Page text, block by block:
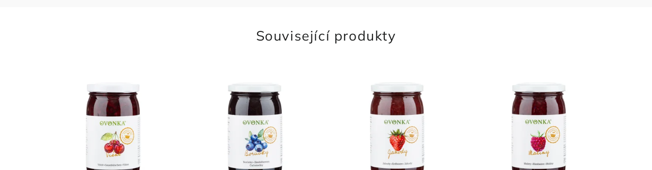
Související produkty